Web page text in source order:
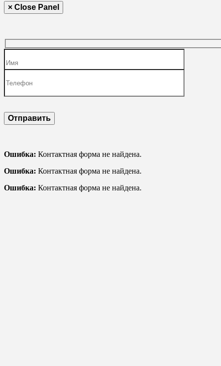
× Close Panel
Ошибка: Контактная форма не найдена.
Ошибка: Контактная форма не найдена.
Ошибка: Контактная форма не найдена.